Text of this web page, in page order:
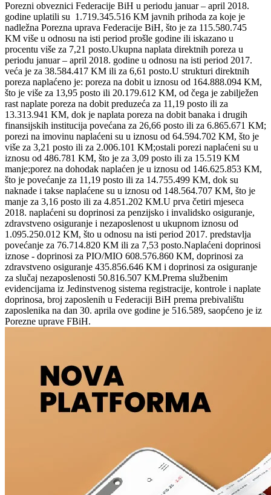
Porezni obveznici Federacije BiH u periodu januar – april 2018.
godine uplatili su 1.719.345.516 KM javnih prihoda za koje je
nadležna Porezna uprava Federacije BiH, što je za 115.580.745
KM više u odnosu na isti period prošle godine ili iskazano u
procentu više za 7,21 posto.Ukupna naplata direktnih poreza u
periodu januar – april 2018. godine u odnosu na isti period 2017.
veća je za 38.584.417 KM ili za 6,61 posto.U strukturi direktnih
poreza naplaćeno je: poreza na dobit u iznosu od 164.888.094 KM,
što je više za 13,95 posto ili 20.179.612 KM, od čega je zabilježen
rast naplate poreza na dobit preduzeća za 11,19 posto ili za
13.313.941 KM, dok je naplata poreza na dobit banaka i drugih
finansijskih institucija povećana za 26,66 posto ili za 6.865.671 KM;
porezi na imovinu naplaćeni su u iznosu od 64.594.702 KM, što je
više za 3,21 posto ili za 2.006.101 KM;ostali porezi naplaćeni su u
iznosu od 486.781 KM, što je za 3,09 posto ili za 15.519 KM
manje;porez na dohodak naplaćen je u iznosu od 146.625.853 KM,
što je povećanje za 11,19 posto ili za 14.755.499 KM, dok su
naknade i takse naplaćene su u iznosu od 148.564.707 KM, što je
manje za 3,16 posto ili za 4.851.202 KM.U prva četiri mjeseca
2018. naplaćeni su doprinosi za penzijsko i invalidsko osiguranje,
zdravstveno osiguranje i nezaposlenost u ukupnom iznosu od
1.095.250.012 KM, što u odnosu na isti period 2017. predstavlja
povećanje za 76.714.820 KM ili za 7,53 posto.Naplaćeni doprinosi
iznose - doprinosi za PIO/MIO 608.576.860 KM, doprinosi za
zdravstveno osiguranje 435.856.646 KM i doprinosi za osiguranje
za slučaj nezaposlenosti 50.816.507 KM.Prema službenim
evidencijama iz Jedinstvenog sistema registracije, kontrole i naplate
doprinosa, broj zaposlenih u Federaciji BiH prema prebivalištu
zaposlenika na dan 30. aprila ove godine je 516.589, saopćeno je iz
Porezne uprave FBiH.